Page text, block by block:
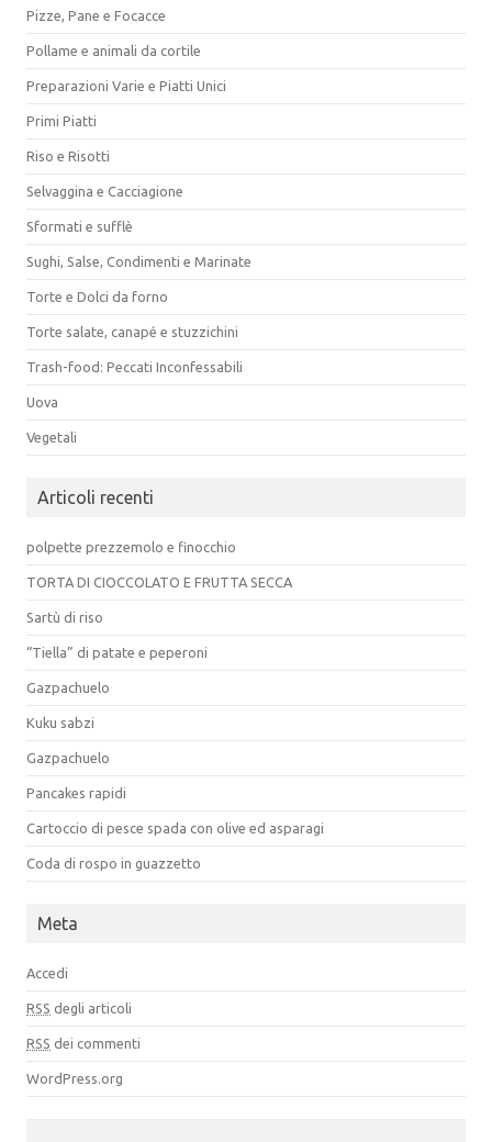
Pizze, Pane e Focacce
Pollame e animali da cortile
Preparazioni Varie e Piatti Unici
Primi Piatti
Riso e Risotti
Selvaggina e Cacciagione
Sformati e sufflè
Sughi, Salse, Condimenti e Marinate
Torte e Dolci da forno
Torte salate, canapé e stuzzichini
Trash-food: Peccati Inconfessabili
Uova
Vegetali
Articoli recenti
polpette prezzemolo e finocchio
TORTA DI CIOCCOLATO E FRUTTA SECCA
Sartù di riso
“Tiella” di patate e peperoni
Gazpachuelo
Kuku sabzi
Gazpachuelo
Pancakes rapidi
Cartoccio di pesce spada con olive ed asparagi
Coda di rospo in guazzetto
Meta
Accedi
RSS degli articoli
RSS dei commenti
WordPress.org